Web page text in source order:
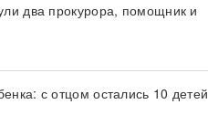
два прокурора, помощник и
с отцом остались 10 детей